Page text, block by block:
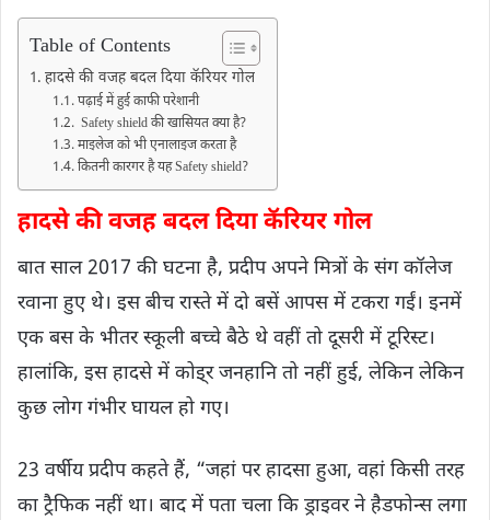
Table of Contents
हादसे की वजह बदल दिया कॅरियर गोल
पढ़ाई में हुई काफी परेशानी
Safety shield की खासियत क्या है?
माइलेज को भी एनालाइज करता है
कितनी कारगर है यह Safety shield?
हादसे की वजह बदल दिया कॅरियर गोल
बात साल 2017 की घटना है, प्रदीप अपने मित्रों के संग कॉलेज
रवाना हुए थे। इस बीच रास्ते में दो बसें आपस में टकरा गईं। इनमें
एक बस के भीतर स्कूली बच्चे बैठे थे वहीं तो दूसरी में टूरिस्ट।
हालांकि, इस हादसे में कोइ्र जनहानि तो नहीं हुई, लेकिन लेकिन
कुछ लोग गंभीर घायल हो गए।
23 वर्षीय प्रदीप कहते हैं, “जहां पर हादसा हुआ, वहां किसी तरह
का ट्रैफिक नहीं था। बाद में पता चला कि ड्राइवर ने हैडफोन्स लगा